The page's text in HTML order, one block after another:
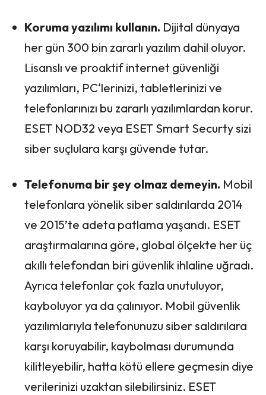
Koruma yazılımı kullanın. Dijital dünyaya
her gün 300 bin zararlı yazılım dahil oluyor.
Lisanslı ve proaktif internet güvenliği
yazılımları, PC‘lerinizi, tabletlerinizi ve
telefonlarınızı bu zararlı yazılımlardan korur.
ESET NOD32 veya ESET Smart Securty sizi
siber suçlulara karşı güvende tutar.
Telefonuma bir şey olmaz demeyin. Mobil
telefonlara yönelik siber saldırılarda 2014
ve 2015’te adeta patlama yaşandı. ESET
araştırmalarına göre, global ölçekte her üç
akıllı telefondan biri güvenlik ihlaline uğradı.
Ayrıca telefonlar çok fazla unutuluyor,
kayboluyor ya da çalınıyor. Mobil güvenlik
yazılımlarıyla telefonunuzu siber saldırılara
karşı koruyabilir, kaybolması durumunda
kilitleyebilir, hatta kötü ellere geçmesin diye
verilerinizi uzaktan silebilirsiniz. ESET